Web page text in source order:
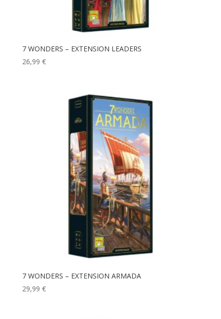
7 WONDERS – EXTENSION LEADERS
26,99 €
7 WONDERS – EXTENSION ARMADA
29,99 €